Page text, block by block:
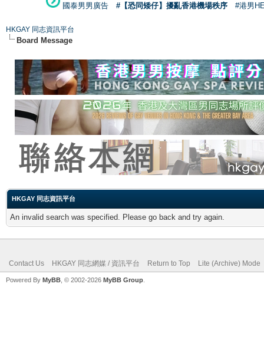
國泰男男廣告
#【恐同矮仔】擾亂香港機場秩序 #港男
HKGAY 同志資訊平台
Board Message
HKGAY 同志資訊平台
An invalid search was specified. Please go back and try again.
Contact Us HKGAY 同志網媒 / 資訊平台 Return to Top Lite (Archive) Mode
Powered By MyBB , © 2002-2026 MyBB Group